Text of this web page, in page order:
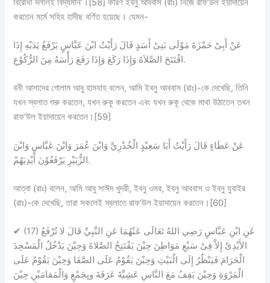
করতেন মর্মে সহিহ হাদীছ বর্ণিত হয়েছে। যেমন-
عَنْ أَبِىْ حَمْزَةَ مَوْلَى بَنِىْ أَسَدٍ قَالَ رَأَيْتُ ابْنَ عَبَّاسٍ يَرْفَعُ يَدَيْهِ إِذَا
افْتَتَحَ الصَّلاَةَ وَإِذَا رَكَعَ وَإِذَا رَفَعَ رَأْسَهُ مِنَ الرُّكُوْعِ.
বনী আসাদের গোলাম আবু হামযাহ বলেন, আমি ইবনু আববাস (রাঃ)-কে দেখেছি, তিনি
যখন স্বলাত শুরু করতেন, যখন রুকূ করতেন এবং যখন রুকূ থেকে মাথা উঠাতেন তখন
রাফ‘উল ইয়াদায়েন করতেন।[59]
عَنْ عَطَاءٍ قَالَ رَأَيْتُ أَبَا سَعِيْدٍ الْخُدْرِيَّ وَابْنَ عُمَرَ وَابْنَ عَبَّاسٍ وَابْنَ
الزُّبَيْرِ يَرْفَعُوْنَ أَيْدِيَهُمْ.
আত্বা (রাঃ) বলেন, আমি আবু সাঈদ খুদরী, ইবনু ওমর, ইবনু আববাস ও ইবনু যুবাইর
(রাঃ)-কে দেখেছি, তারা সকলেই স্বলাতে রাফ‘উল ইয়াদায়েন করতেন।[60]
✔ (17) عَنِ ابْنِ عَبَّاسٍ رَضِي اللهُ تَعَالَى عَنْهُمَا عَنِ النَّبِيِّ قَالَ لا تُرْفَعُ
الأَيْدِىْ إِلاَّ فِىْ سَبْعِ مَوَاطِنَ حِيْنَ يَفْتَتِحُ الصَّلاةَ وَحِيْنَ يَدْخُلُ الْمَسْجِدَ
الْحَرَامَ فَيَنْظُرُ إِلَى الْبَيْتِ وَحِيْنَ يَقُوْمُ عَلَى الصَّفَا وَحِيْنَ يَقُوْمُ عَلَى
الْمَرْوَةِ وَحِيْنَ يَقِفُ مَعَ النَّاسِ عَشِيَّةَ عَرَفَةَ وبِجَمْعٍ وَالْمَقامَيْنِ حِيْنَ